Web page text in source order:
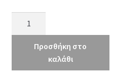
Προσθήκη στο
καλάθι